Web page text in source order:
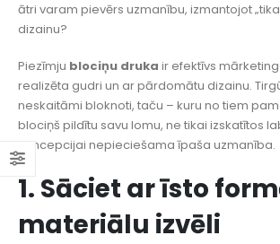
ātri varam pievērs uzmanību, izmantojot
dizainu?
Piezīmju blociņu druka ir efektīvs
realizēta gudri un ar pārdomātu dizainu.
neskaitāmi bloknoti, taču – kuru no tiem
blociņš pildītu savu lomu, ne tikai izskatītos
koncepcijai nepieciešama īpaša uzmanība.
1. Sāciet ar īsto
materiālu izvēli